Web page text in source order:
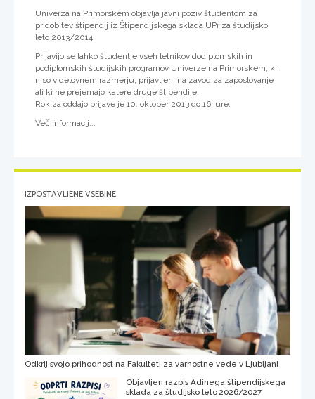
Univerza na Primorskem objavlja javni poziv študentom za
pridobitev štipendij iz Štipendijskega sklada UPr za študijsko
leto 2013/2014.
Prijavijo se lahko študentje vseh letnikov dodiplomskih in
podiplomskih študijskih programov Univerze na Primorskem, ki
niso v delovnem razmerju, prijavljeni na zavod za zaposlovanje
ali ki ne prejemajo katere druge štipendije.
Rok za oddajo prijave je 10. oktober 2013 do 16. ure.
Več informacij...
IZPOSTAVLJENE VSEBINE
Odkrij svojo prihodnost na Fakulteti za varnostne vede v Ljubljani
Objavljen razpis Adinega štipendijskega
sklada za študijsko leto 2026/2027